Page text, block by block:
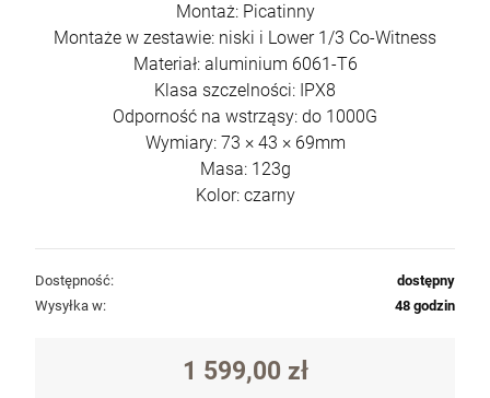
Montaż: Picatinny
Montaże w zestawie: niski i Lower 1/3 Co-Witness
Materiał: aluminium 6061-T6
Klasa szczelności: IPX8
Odporność na wstrząsy: do 1000G
Wymiary: 73 × 43 × 69mm
Masa: 123g
Kolor: czarny
Dostępność:
dostępny
Wysyłka w:
48 godzin
1 599,00 zł